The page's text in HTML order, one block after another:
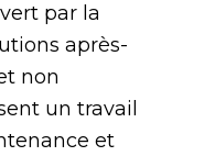
par la
après-
non
un travail
et